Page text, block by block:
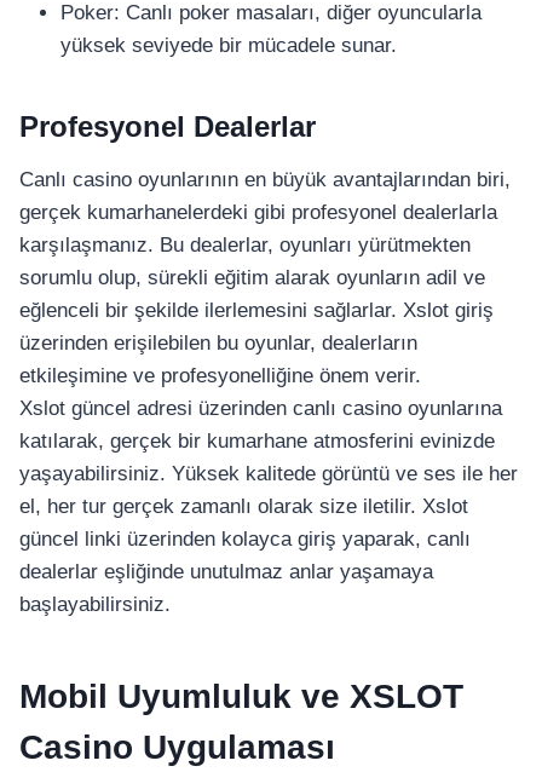
Poker: Canlı poker masaları, diğer oyuncularla
yüksek seviyede bir mücadele sunar.
Profesyonel Dealerlar
Canlı casino oyunlarının en büyük avantajlarından biri,
gerçek kumarhanelerdeki gibi profesyonel dealerlarla
karşılaşmanız. Bu dealerlar, oyunları yürütmekten
sorumlu olup, sürekli eğitim alarak oyunların adil ve
eğlenceli bir şekilde ilerlemesini sağlarlar. Xslot giriş
üzerinden erişilebilen bu oyunlar, dealerların
etkileşimine ve profesyonelliğine önem verir.
Xslot güncel adresi üzerinden canlı casino oyunlarına
katılarak, gerçek bir kumarhane atmosferini evinizde
yaşayabilirsiniz. Yüksek kalitede görüntü ve ses ile her
el, her tur gerçek zamanlı olarak size iletilir. Xslot
güncel linki üzerinden kolayca giriş yaparak, canlı
dealerlar eşliğinde unutulmaz anlar yaşamaya
başlayabilirsiniz.
Mobil Uyumluluk ve XSLOT
Casino Uygulaması